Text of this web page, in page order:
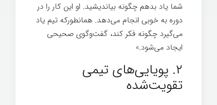
شما یاد بدهم چگونه بیاندیشید. او این کار را در
دوره به خوبی انجام می‌دهد. همانطورکه تیم یاد
می‌گیرد چگونه فکر کند، گفت‌وگوی صحیحی
ایجاد می‌شود.»
۲. پویایی‌های تیمی
تقویت‌شده